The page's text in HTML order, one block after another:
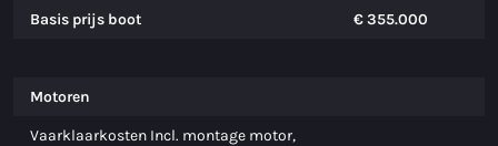
Basis prijs boot € 355.000
Motoren
Vaarklaarkosten Incl. montage motor,